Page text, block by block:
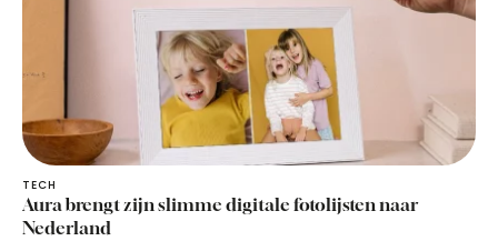
TECH
Aura brengt zijn slimme digitale fotolijsten naar
Nederland